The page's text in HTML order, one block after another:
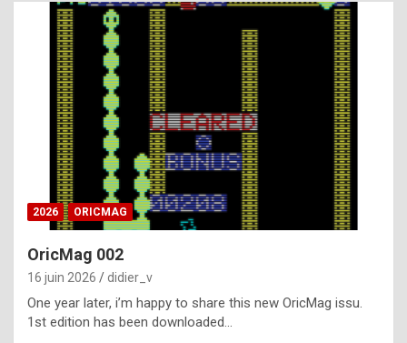
l
y
d
i
ff
i
l
t
2026 ORICMAG
OricMag 002
16 juin 2026 didier_v
One year later, i’m happy to share this new OricMag issu.
1st edition has been downloaded…